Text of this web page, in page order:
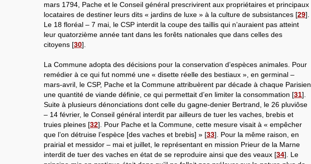
mars 1794, Pache et le Conseil général prescrivirent aux propriétaires et principaux
locataires de destiner leurs dits « jardins de luxe » à la culture de subsistances [29]
Le 18 floréal – 7 mai, le CSP interdit la coupe des taillis qui n’auraient pas atteint
leur quatorzième année tant dans les forêts nationales que dans celles des
citoyens [30]
La Commune adopta des décisions pour la conservation d’espèces animales. Pour
remédier à ce qui fut nommé une « disette réelle des bestiaux », en germinal –
mars-avril, le CSP, Pache et la Commune attribuèrent par décade à chaque Parisien
une quantité de viande définie, ce qui permettait d’en limiter la consommation [31]
Suite à plusieurs dénonciations dont celle du gagne-denier Bertrand, le 26 pluviôse
– 14 février, le Conseil général interdit par ailleurs de tuer les vaches, brebis et
truies pleines [32] . Pour Pache et la Commune, cette mesure visait à « empêcher
que l’on détruise l’espèce [des vaches et brebis] » [33] . Pour la même raison, en
prairial et messidor – mai et juillet, le représentant en mission Prieur de la Marne
interdit de tuer des vaches en état de se reproduire ainsi que des veaux [34] . Le